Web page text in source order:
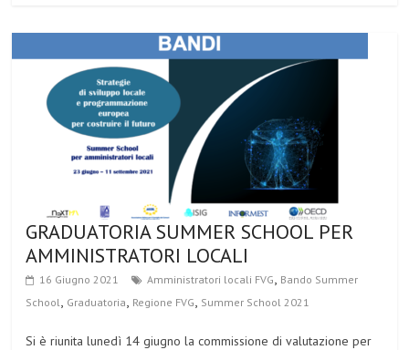
GRADUATORIA SUMMER SCHOOL PER
AMMINISTRATORI LOCALI
16 Giugno 2021 Amministratori locali FVG, Bando Summer
School, Graduatoria, Regione FVG, Summer School 2021
Si è riunita lunedì 14 giugno la commissione di valutazione per